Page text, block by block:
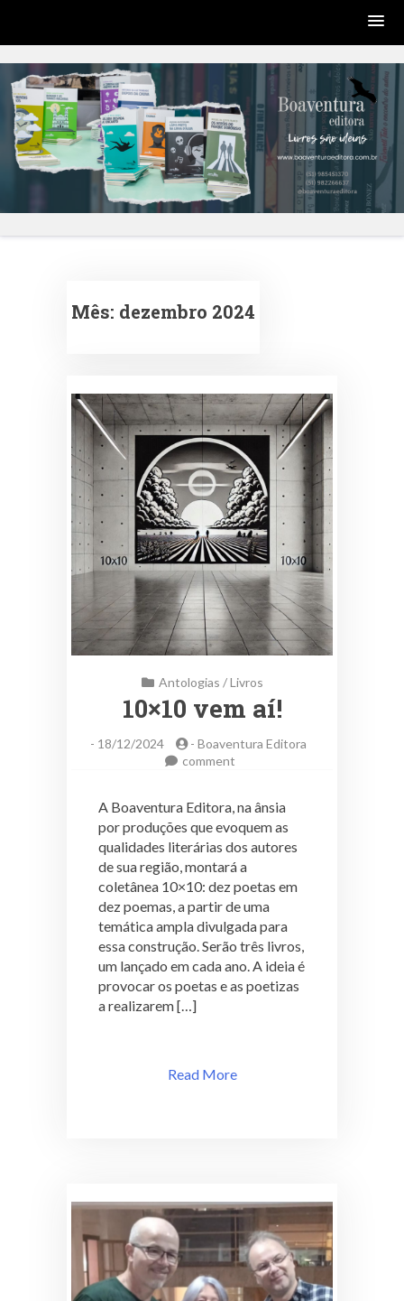
content
Mês: dezembro 2024
Antologias /Livros
10×10 vem aí!
- 18/12/2024 - Boaventura Editora
commenton
aí!
A Boaventura Editora, na ânsia
por produções que evoquem as
qualidades literárias dos autores
de sua região, montará a
coletânea 10×10: dez poetas em
dez poemas, a partir de uma
temática ampla divulgada para
essa construção. Serão três livros,
um lançado em cada ano. A ideia é
provocar os poetas e as poetizas
a realizarem […]
Read More